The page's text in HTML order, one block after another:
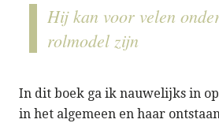
Hij kan voor velen
rolmodel zijn
In dit boek ga ik nauwelijks in
in het algemeen en haar